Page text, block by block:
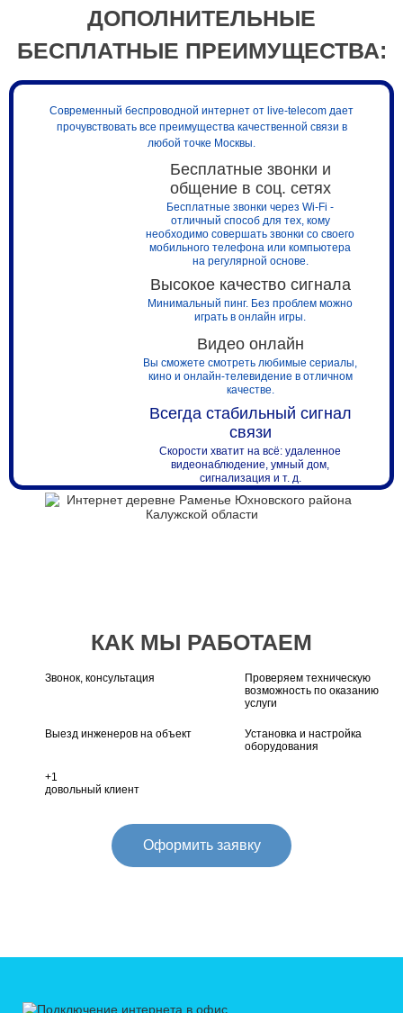
ДОПОЛНИТЕЛЬНЫЕ
БЕСПЛАТНЫЕ ПРЕИМУЩЕСТВА:
Современный беспроводной интернет от live-telecom дает
прочувствовать все преимущества качественной связи в
любой точке Москвы.
Бесплатные звонки и
общение в соц. сетях
Бесплатные звонки через Wi-Fi -
отличный способ для тех, кому
необходимо совершать звонки со своего
мобильного телефона или компьютера
на регулярной основе.
Высокое качество сигнала
Минимальный пинг. Без проблем можно
играть в онлайн игры.
Видео онлайн
Вы сможете смотреть любимые сериалы,
кино и онлайн-телевидение в отличном
качестве.
Всегда стабильный сигнал
связи
Скорости хватит на всё: удаленное
видеонаблюдение, умный дом,
сигнализация и т. д.
КАК МЫ РАБОТАЕМ
Звонок, консультация
Проверяем техническую
возможность по оказанию
услуги
Выезд инженеров на объект
Установка и настройка
оборудования
+1
довольный клиент
Оформить заявку